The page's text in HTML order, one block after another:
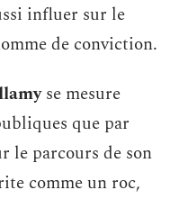
influer sur le
de conviction.
se mesure
que par
le parcours de son
comme un roc,